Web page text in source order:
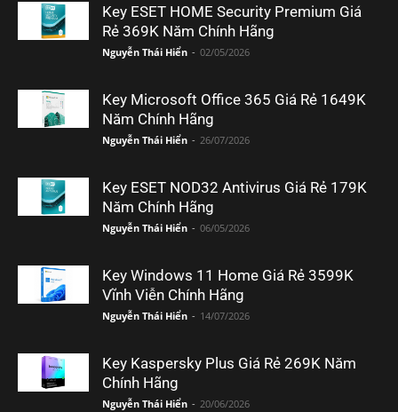
Key ESET HOME Security Premium Giá
Rẻ 369K Năm Chính Hãng
Nguyễn Thái Hiển - 02/05/2026
Key Microsoft Office 365 Giá Rẻ 1649K
Năm Chính Hãng
Nguyễn Thái Hiển - 26/07/2026
Key ESET NOD32 Antivirus Giá Rẻ 179K
Năm Chính Hãng
Nguyễn Thái Hiển - 06/05/2026
Key Windows 11 Home Giá Rẻ 3599K
Vĩnh Viễn Chính Hãng
Nguyễn Thái Hiển - 14/07/2026
Key Kaspersky Plus Giá Rẻ 269K Năm
Chính Hãng
Nguyễn Thái Hiển - 20/06/2026